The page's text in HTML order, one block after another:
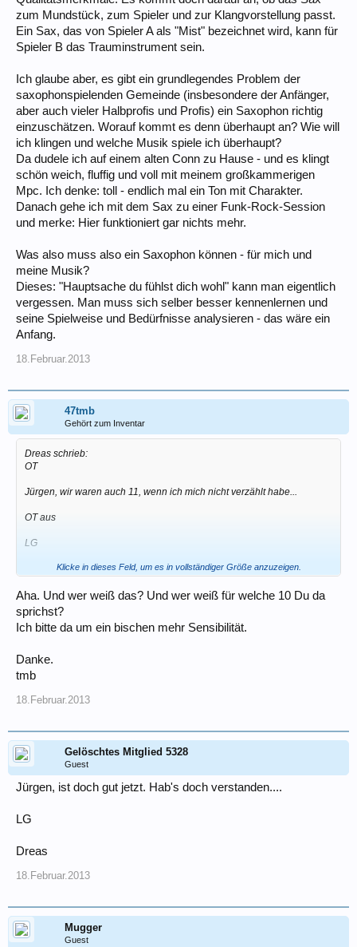
zum Mundstück, zum Spieler und zur Klangvorstellung passt.
Ein Sax, das von Spieler A als "Mist" bezeichnet wird, kann für
Spieler B das Trauminstrument sein.
Ich glaube aber, es gibt ein grundlegendes Problem der
saxophonspielenden Gemeinde (insbesondere der Anfänger,
aber auch vieler Halbprofis und Profis) ein Saxophon richtig
einzuschätzen. Worauf kommt es denn überhaupt an? Wie will
ich klingen und welche Musik spiele ich überhaupt?
Da dudele ich auf einem alten Conn zu Hause - und es klingt
schön weich, fluffig und voll mit meinem großkammerigen
Mpc. Ich denke: toll - endlich mal ein Ton mit Charakter.
Danach gehe ich mit dem Sax zu einer Funk-Rock-Session
und merke: Hier funktioniert gar nichts mehr.
Was also muss also ein Saxophon können - für mich und
meine Musik?
Dieses: "Hauptsache du fühlst dich wohl" kann man eigentlich
vergessen. Man muss sich selber besser kennenlernen und
seine Spielweise und Bedürfnisse analysieren - das wäre ein
Anfang.
18.Februar.2013
47tmb
Gehört zum Inventar
Dreas schrieb:
OT
Jürgen, wir waren auch 11, wenn ich mich nicht verzählt habe...
OT aus
LG
Klicke in dieses Feld, um es in vollständiger Größe anzuzeigen.
Aha. Und wer weiß das? Und wer weiß für welche 10 Du da
sprichst?
Ich bitte da um ein bischen mehr Sensibilität.
Danke.
tmb
18.Februar.2013
Gelöschtes Mitglied 5328
Guest
Jürgen, ist doch gut jetzt. Hab's doch verstanden....
LG
Dreas
18.Februar.2013
Mugger
Guest